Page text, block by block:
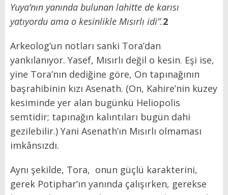
Yuya’nın yanında bulunan lahitte de karısı
yatıyordu ama o kesinlikle Mısırlı idi”.2
Arkeolog’un notları sanki Tora’dan
yankılanıyor. Yasef, Mısırlı değil o kesin. Eşi ise,
yine Tora’nın dediğine göre, On tapınağının
başrahibinin kızı Asenath. (On, Kahire’nin kuzey
kesiminde yer alan bugünkü Heliopolis
semtidir; tapınağın kalıntıları bugün dahi
gezilebilir.) Yani Asenath’ın Mısırlı olmaması
imkânsızdı.
Aynı şekilde, Tora, onun güçlü karakterini,
gerek Potiphar’ın yanında çalışırken, gerekse